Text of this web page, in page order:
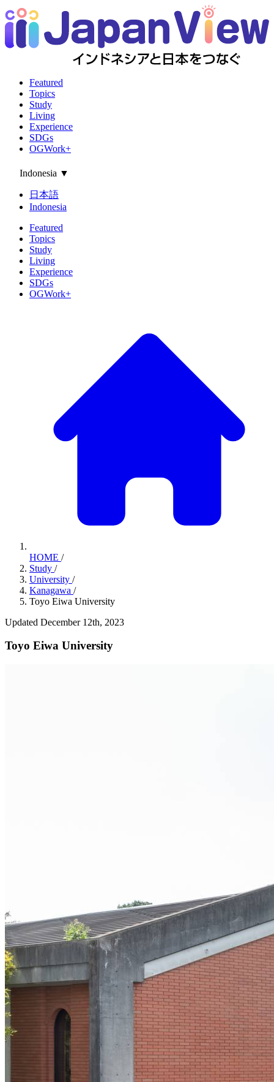
Featured
Topics
Study
Living
Experience
SDGs
OGWork+
Indonesia ▼
日本語
Indonesia
Featured
Topics
Study
Living
Experience
SDGs
OGWork+
HOME /
Study /
University /
Kanagawa /
Toyo Eiwa University
Updated December 12th, 2023
Toyo Eiwa University